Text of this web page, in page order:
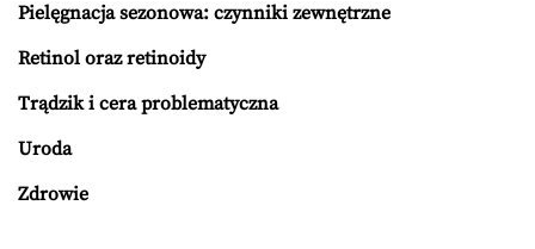
Pielęgnacja sezonowa: czynniki zewnętrzne
Retinol oraz retinoidy
Trądzik i cera problematyczna
Uroda
Zdrowie